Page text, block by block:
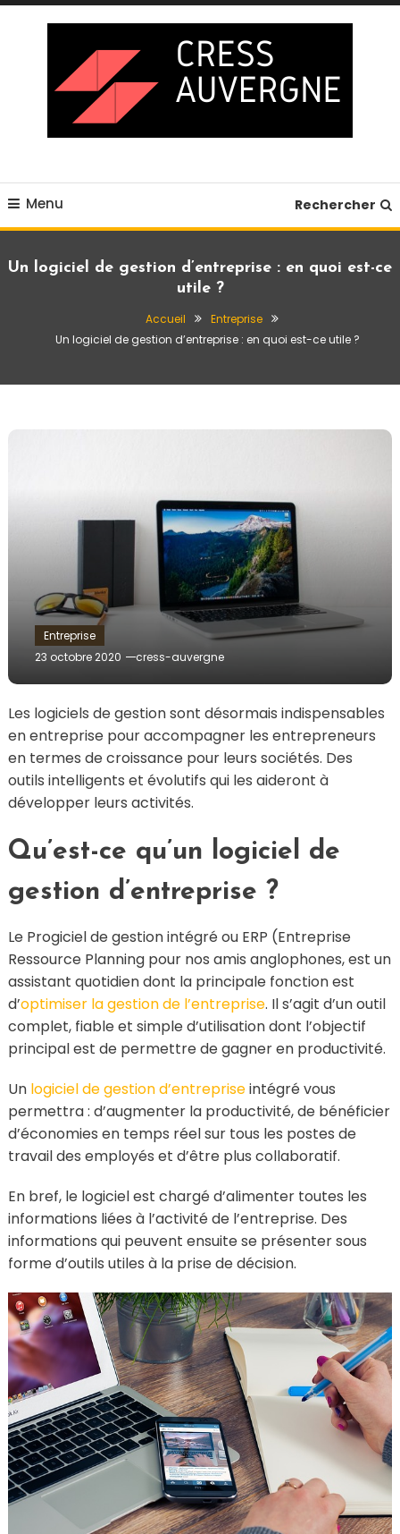
Skip
Menu Rechercher
Un logiciel de gestion d’entreprise : en quoi est-ce
utile ?
Accueil
Entreprise
Un logiciel de gestion d’entreprise : en quoi est-ce utile ?
Entreprise
23 octobre 2020
cress-auvergne
Les logiciels de gestion sont désormais indispensables
en entreprise pour accompagner les entrepreneurs
en termes de croissance pour leurs sociétés. Des
outils intelligents et évolutifs qui les aideront à
développer leurs activités.
Qu’est-ce qu’un logiciel de
gestion d’entreprise ?
Le Progiciel de gestion intégré ou ERP (Entreprise
Ressource Planning pour nos amis anglophones, est un
assistant quotidien dont la principale fonction est
d’optimiser la gestion de l’entreprise. Il s’agit d’un outil
complet, fiable et simple d’utilisation dont l’objectif
principal est de permettre de gagner en productivité.
Un logiciel de gestion d’entrepriseintégré vous
permettra : d’augmenter la productivité, de bénéficier
d’économies en temps réel sur tous les postes de
travail des employés et d’être plus collaboratif.
En bref, le logiciel est chargé d’alimenter toutes les
informations liées à l’activité de l’entreprise. Des
informations qui peuvent ensuite se présenter sous
forme d’outils utiles à la prise de décision.